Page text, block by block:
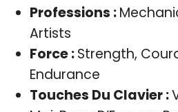
Professions :
Artists
Force :Strength,
Endurance
Touches Du Clavier :